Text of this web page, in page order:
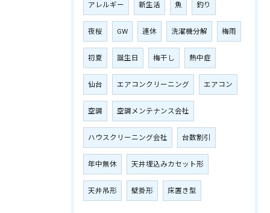
アレルギー 新生活 魚 釣り
夜桜 GW 連休 洗濯機分解 梅雨
初夏 誕生日 梅干し 熱中症
仙台 エアコンクリーニング エアコン
空調 空調メンテナンス会社
ハウスクリーニング会社 台数割引
年中無休 天井埋込みカセット形
天井吊形 壁掛形 床置き型